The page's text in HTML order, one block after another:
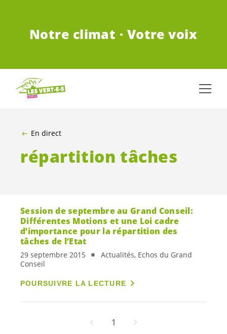
Notre climat · Votre voix
En direct
répartition tâches
Session de septembre au Grand Conseil:
Différentes Motions et une Loi cadre
d’importance pour la répartition des
tâches de l’Etat
29 septembre 2015
Actualités, Echos du Grand
Conseil
POURSUIVRE LA LECTURE
1